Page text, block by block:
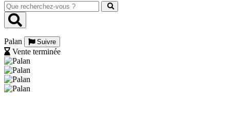
Que
recherchez-
vous
Palan
Suivre
Vente terminée